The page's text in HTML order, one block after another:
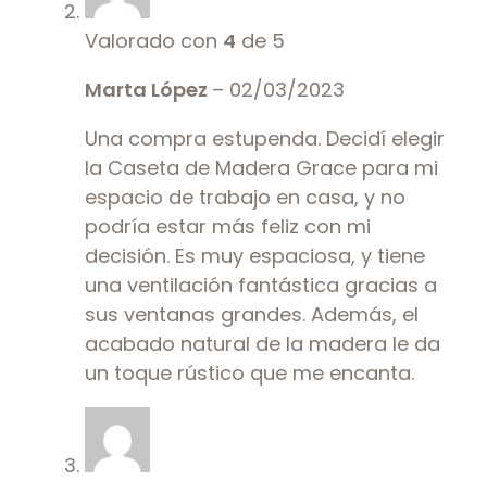
Valorado con 4 de 5
Marta López – 02/03/2023
Una compra estupenda. Decidí elegir
la Caseta de Madera Grace para mi
espacio de trabajo en casa, y no
podría estar más feliz con mi
decisión. Es muy espaciosa, y tiene
una ventilación fantástica gracias a
sus ventanas grandes. Además, el
acabado natural de la madera le da
un toque rústico que me encanta.